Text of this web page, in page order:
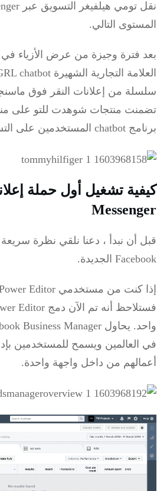
المستوى التالي.
بعد فترة وجيزة من عرض الأزياء
سلسلة من إعلانات النقر فوق
تضمنت منتجات شوهدت للتو على
برنامج chatbot المستخدمين على التسوق بحثًا عن المظهر.
Messenger
قبل أن نبدأ ، دعنا نلقي نظرة
Facebook الجديدة.
واحد.
في العالمين ويسمح للمستخدمين
أعمالهم من داخل واجهة واحدة.